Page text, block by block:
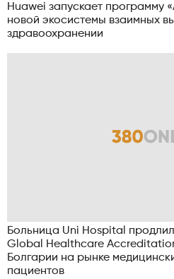
Huawei запускает программу
новой экосистемы взаимных
здравоохранении
Больница Uni Hospital
Global Healthcare
Болгарии на рынке
пациентов